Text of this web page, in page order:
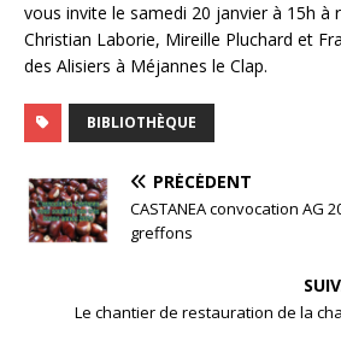
vous invite le samedi 20 janvier à 15h à
Christian Laborie, Mireille Pluchard et
des Alisiers à Méjannes le Clap.
BIBLIOTHÈQUE
PRÉCÉDENT
CASTANEA convocation AG
greffons
Le chantier de restauration de la